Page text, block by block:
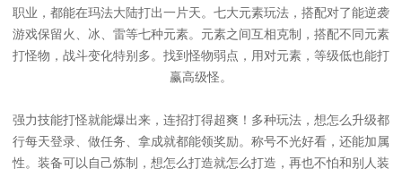
职业，都能在玛法大陆打出一片天。七大元素玩法，搭配对了能逆袭
游戏保留火、冰、雷等七种元素。元素之间互相克制，搭配不同元素
打怪物，战斗变化特别多。找到怪物弱点，用对元素，等级低也能打
赢高级怪。
强力技能打怪就能爆出来，连招打得超爽！多种玩法，想怎么升级都
行每天登录、做任务、拿成就都能领奖励。称号不光好看，还能加属
性。装备可以自己炼制，想怎么打造就怎么打造，再也不怕和别人装